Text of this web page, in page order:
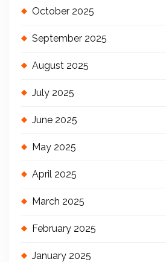
October 2025
September 2025
August 2025
July 2025
June 2025
May 2025
April 2025
March 2025
February 2025
January 2025